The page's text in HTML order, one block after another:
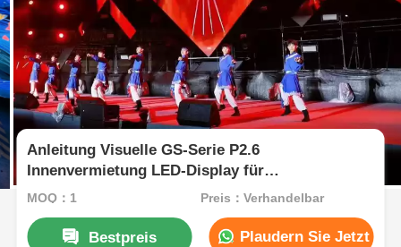
Anleitung Visuelle GS-Serie P2.6
Innenvermietung LED-Display für
Konferenzkirche, 7680Hz ohne schwarzen
MOQ：1 Preis：Verhandelbar
Bestpreis Plaudern Sie Jetzt